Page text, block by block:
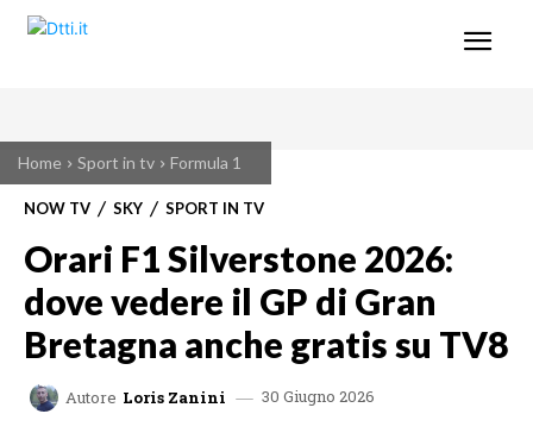
Home Sport in tv Formula 1
NOW TV SKY SPORT IN TV
Orari F1 Silverstone 2026:
dove vedere il GP di Gran
Bretagna anche gratis su TV8
Autore Loris Zanini 30 Giugno 2026